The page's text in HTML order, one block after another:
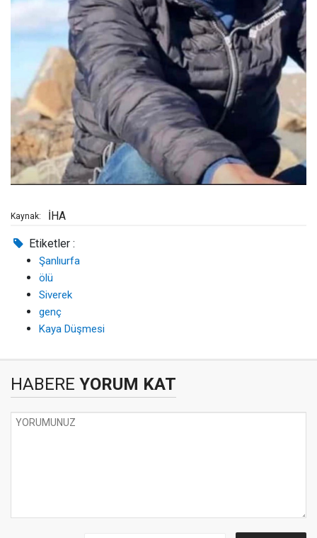
Kaynak: İHA
Etiketler :
Şanlıurfa
ölü
Siverek
genç
Kaya Düşmesi
HABERE YORUM KAT